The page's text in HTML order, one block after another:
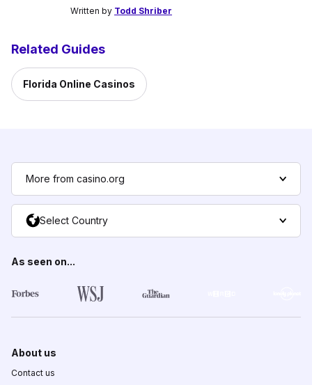
Written by Todd Shriber
Related Guides
Florida Online Casinos
More from casino.org
Select Country
As seen on...
About us
Contact us